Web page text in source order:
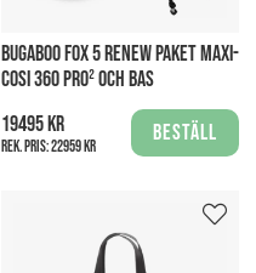
BUGABOO FOX 5 RENEW PAKET MAXI-
COSI 360 PRO² OCH BAS
19495 kr
Rek. pris:22959 kr
Beställ